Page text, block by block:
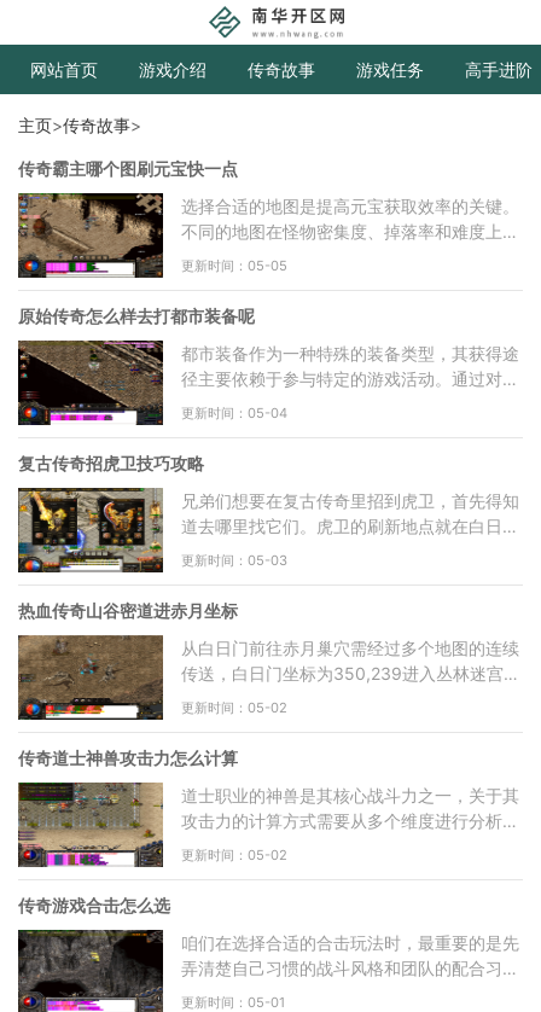
网站首页 游戏介绍 传奇故事 游戏任务 高手进阶
主页>传奇故事>
传奇霸主哪个图刷元宝快一点
选择合适的地图是提高元宝获取效率的关键。
不同的地图在怪物密集度、掉落率和难度上都
有差异，需要根据你目前的实力选择合适的刷
更新时间：05-05
原始传奇怎么样去打都市装备呢
都市装备作为一种特殊的装备类型，其获得途
径主要依赖于参与特定的游戏活动。通过对游
戏机制的深入分析可以发现，都市装备的获取
更新时间：05-04
复古传奇招虎卫技巧攻略
兄弟们想要在复古传奇里招到虎卫，首先得知
道去哪里找它们。虎卫的刷新地点就在白日门
的虎卫堂，这个小屋子藏在白日门城里比较靠
更新时间：05-03
热血传奇山谷密道进赤月坐标
从白日门前往赤月巢穴需经过多个地图的连续
传送，白日门坐标为350,239进入丛林迷宫，
迷宫坐标为321,120，随后从赤月峡谷东入口
更新时间：05-02
传奇道士神兽攻击力怎么计算
道士职业的神兽是其核心战斗力之一，关于其
攻击力的计算方式需要从多个维度进行分析。
神兽的攻击力并非固定不变，而是受到道士自
更新时间：05-02
传奇游戏合击怎么选
咱们在选择合适的合击玩法时，最重要的是先
弄清楚自己习惯的战斗风格和团队的配合习
惯。合击传奇中通常有多种职业可以选择，每
更新时间：05-01